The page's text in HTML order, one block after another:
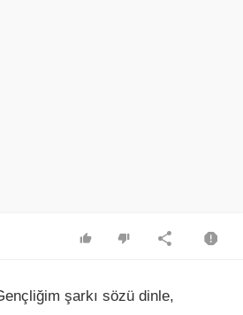
şarkı sözü dinle,